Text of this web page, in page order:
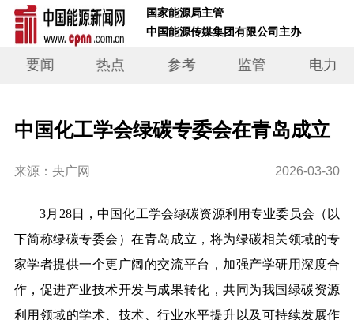
国家能源局主管
中国能源传媒集团有限公司主办
要闻 热点 参考 监管 电力
中国化工学会绿碳专委会在青岛成立
来源：央广网 2026-03-30
3月28日，中国化工学会绿碳资源利用专业委员会（以
下简称绿碳专委会）在青岛成立，将为绿碳相关领域的专
家学者提供一个更广阔的交流平台，加强产学研用深度合
作，促进产业技术开发与成果转化，共同为我国绿碳资源
利用领域的学术、技术、行业水平提升以及可持续发展作